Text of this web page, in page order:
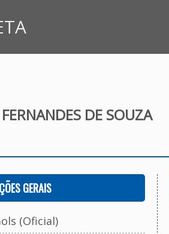
DE SOUZA
GERAIS
(Oficial)